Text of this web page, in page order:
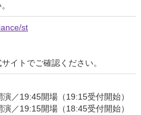
st
イトでご確認ください。
／19:45開場（19:15受付開始）
／19:15開場（18:45受付開始）